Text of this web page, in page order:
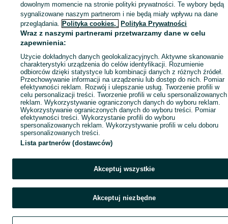
dowolnym momencie na stronie polityki prywatności. Te wybory będą
sygnalizowane naszym partnerom i nie będą miały wpływu na dane
przeglądania. Polityka cookies, Polityka Prywatności
Wraz z naszymi partnerami przetwarzamy dane w celu
zapewnienia:
Użycie dokładnych danych geolokalizacyjnych. Aktywne skanowanie
charakterystyki urządzenia do celów identyfikacji. Rozumienie
odbiorców dzięki statystyce lub kombinacji danych z różnych źródeł.
Przechowywanie informacji na urządzeniu lub dostęp do nich. Pomiar
efektywności reklam. Rozwój i ulepszanie usług. Tworzenie profili w
celu personalizacji treści. Tworzenie profili w celu spersonalizowanych
reklam. Wykorzystywanie ograniczonych danych do wyboru reklam.
Wykorzystywanie ograniczonych danych do wyboru treści. Pomiar
efektywności treści. Wykorzystanie profili do wyboru
spersonalizowanych reklam. Wykorzystywanie profili w celu doboru
spersonalizowanych treści.
Lista partnerów (dostawców)
Akceptuj wszystkie
Akceptuj niezbędne